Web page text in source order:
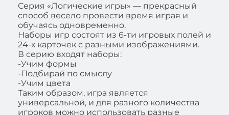
Серия «Логические игры» — прекрасный
способ весело провести время играя и
обучаясь одновременно.
Наборы игр состоят из 6-ти игровых полей и
24-х карточек с разными изображениями.
В серию входят наборы:
-Учим формы
-Подбирай по смыслу
-Учим цвета
Таким образом, игра является
универсальной, и для разного количества
игроков можно использовать разные